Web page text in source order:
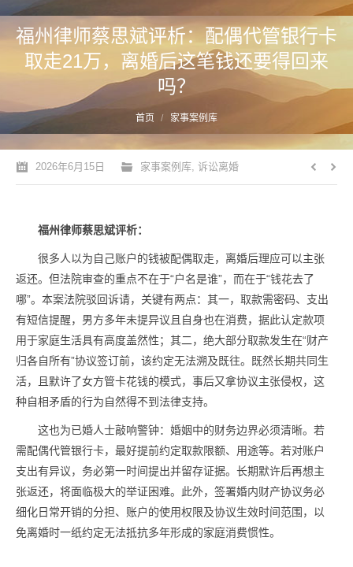
福州律师蔡思斌评析：配偶代管银行卡
取走21万，离婚后这笔钱还要得回来
吗？
您的位置： 首页 家事案例库
2026年6月15日 家事案例库, 诉讼离婚
福州律师蔡思斌评析：
很多人以为自己账户的钱被配偶取走，离婚后理应可以主张
返还。但法院审查的重点不在于“户名是谁”，而在于“钱花去了
哪”。本案法院驳回诉请，关键有两点：其一，取款需密码、支出
有短信提醒，男方多年未提异议且自身也在消费，据此认定款项
用于家庭生活具有高度盖然性；其二，绝大部分取款发生在“财产
归各自所有”协议签订前，该约定无法溯及既往。既然长期共同生
活，且默许了女方管卡花钱的模式，事后又拿协议主张侵权，这
种自相矛盾的行为自然得不到法律支持。
这也为已婚人士敲响警钟：婚姻中的财务边界必须清晰。若
需配偶代管银行卡，最好提前约定取款限额、用途等。若对账户
支出有异议，务必第一时间提出并留存证据。长期默许后再想主
张返还，将面临极大的举证困难。此外，签署婚内财产协议务必
细化日常开销的分担、账户的使用权限及协议生效时间范围，以
免离婚时一纸约定无法抵抗多年形成的家庭消费惯性。